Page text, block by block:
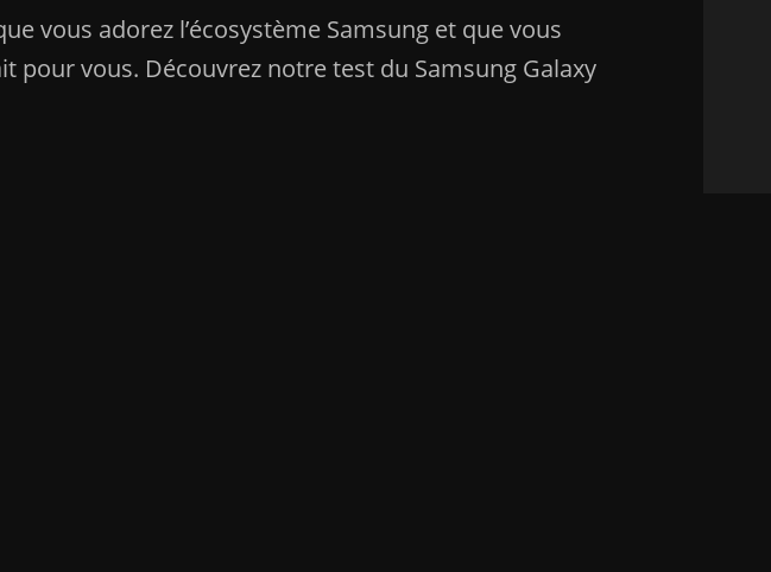
vous adorez l’écosystème Samsung et que vous
pour vous. Découvrez notre test du Samsung Galaxy